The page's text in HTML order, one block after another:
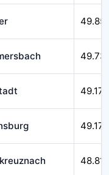
49.179
49.172